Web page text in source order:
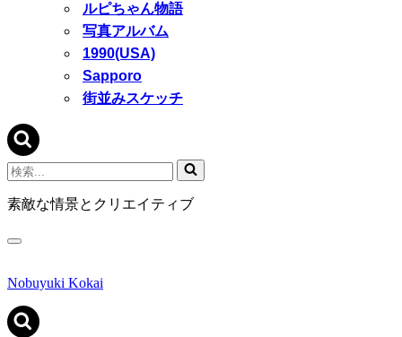
ルピちゃん物語
写真アルバム
1990(USA)
Sapporo
街並みスケッチ
検
索...
素敵な情景とクリエイティブ
ナ
ゲ
シ
ョ
Nobuyuki Kokai